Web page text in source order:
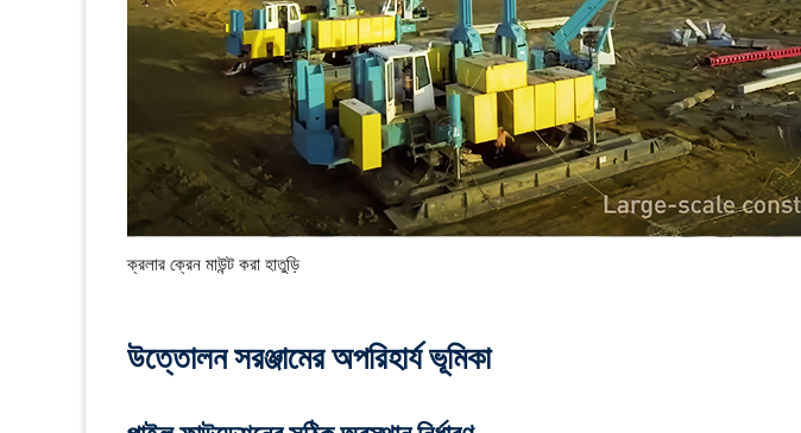
ক্রলার ক্রেন মাউন্ট করা হাতুড়ি
উত্তোলন সরঞ্জামের অপরিহার্য ভূমিকা